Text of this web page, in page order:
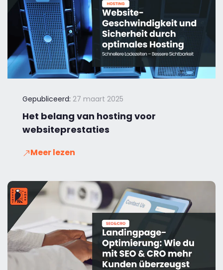
Gepubliceerd: 27 maart 2025
Het belang van hosting voor
websiteprestaties
Meer lezen